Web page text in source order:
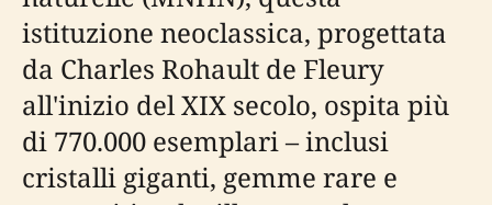
istituzione neoclassica, progettata
da Charles Rohault de Fleury
all'inizio del XIX secolo, ospita più
di 770.000 esemplari – inclusi
cristalli giganti, gemme rare e